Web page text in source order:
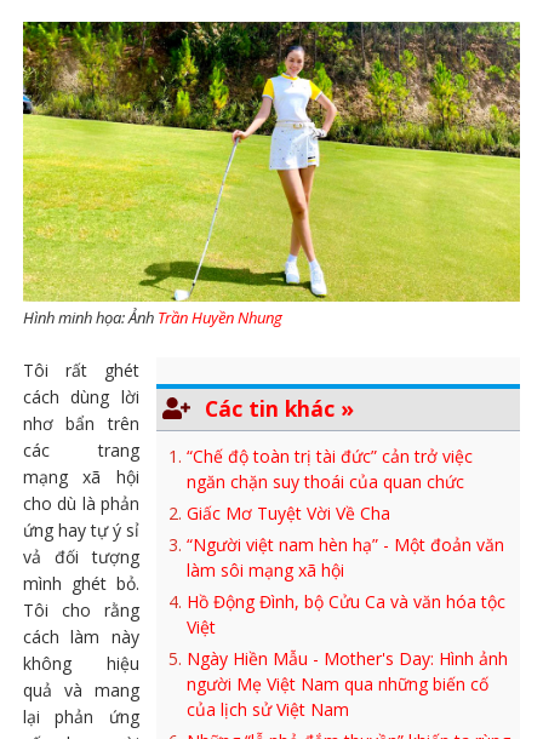
Hình minh họa: Ảnh Trần Huyền Nhung
Các tin khác »
“Chế độ toàn trị tài đức” cản trở việc
ngăn chặn suy thoái của quan chức
Giấc Mơ Tuyệt Vời Về Cha
“Người việt nam hèn hạ” - Một đoản văn
làm sôi mạng xã hội
Hồ Động Đình, bộ Cửu Ca và văn hóa tộc
Việt
Ngày Hiền Mẫu - Mother's Day: Hình ảnh
người Mẹ Việt Nam qua những biến cố
của lịch sử Việt Nam
Tôi rất ghét
cách dùng lời
nhơ bẩn trên
các trang
mạng xã hội
cho dù là phản
ứng hay tự ý sỉ
vả đối tượng
mình ghét bỏ.
Tôi cho rằng
cách làm này
không hiệu
quả và mang
lại phản ứng